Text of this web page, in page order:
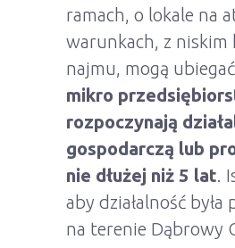
ramach, o lokale na
warunkach, z niskim
najmu, mogą
mikro
rozpoczynają
gospodarczą lub
nie dłużej niż 5 lat .
aby działalność była
na terenie Dąbrowy